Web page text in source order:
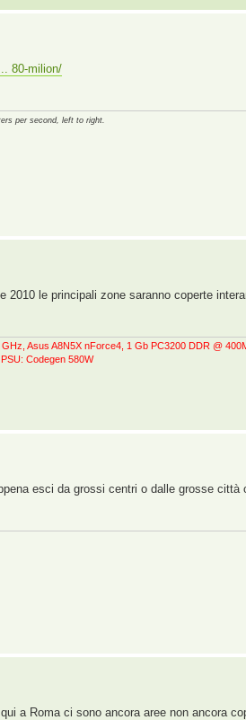
80-milion/
per second, left to right.
2010 le principali zone saranno coperte
Asus A8N5X nForce4, 1 Gb PC3200 DDR @
Codegen 580W
esci da grossi centri o dalle grosse città
a Roma ci sono ancora aree non ancora